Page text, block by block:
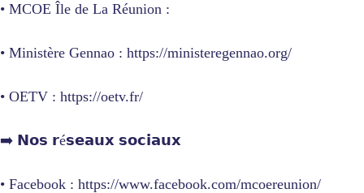
• MCOE Île de La Réunion :
• Ministère Gennao : https://ministeregennao.org/
• OETV : https://oetv.fr/
➡️ 𝗡𝗼𝘀 𝗿é𝘀𝗲𝗮𝘂𝘅 𝘀𝗼𝗰𝗶𝗮𝘂𝘅
• Facebook : https://www.facebook.com/mcoereunion/